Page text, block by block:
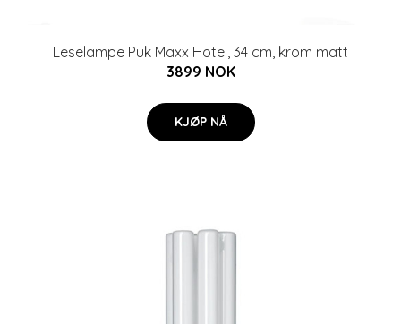
Leselampe Puk Maxx Hotel, 34 cm, krom matt
3899 NOK
KJØP NÅ